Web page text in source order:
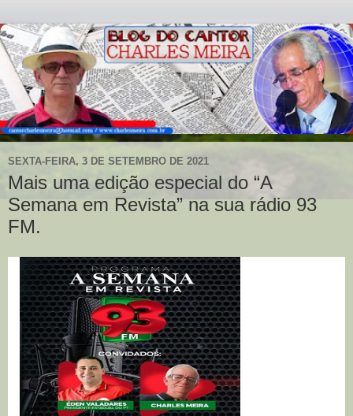
SEXTA-FEIRA, 3 DE SETEMBRO DE 2021
Mais uma edição especial do “A
Semana em Revista” na sua rádio 93
FM.